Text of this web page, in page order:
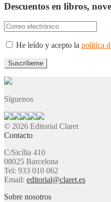
Descuentos en libros,
He leído y acepto la política
Síguenos
© 2026 Editorial Claret
Contacto
C/Sicília 410
08025 Barcelona
Tel: 933 010 062
Email: editorial@claret.es
Sobre nosotros